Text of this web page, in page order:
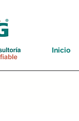
Inicio